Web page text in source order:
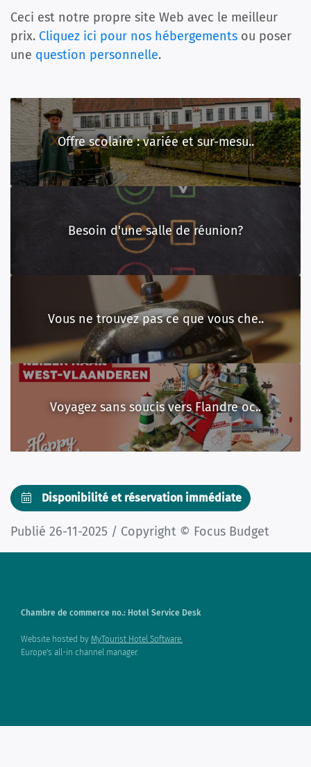
Ceci est notre propre site Web avec le meilleur
prix. Cliquez ici pour nos hébergements ou poser
une question personnelle.
Vous ne trouvez pas ce que vous che..
Offre scolaire : variée et sur-mesu..
Voyagez sans soucis vers Flandre oc..
Besoin d'une salle de réunion?
Disponibilité et réservation immédiate
Publié 26-11-2025 / Copyright © Focus Budget
Chambre de commerce no.: Hotel Service Desk
Website hosted by MyTourist Hotel Software.
Europe's all-in channel manager.